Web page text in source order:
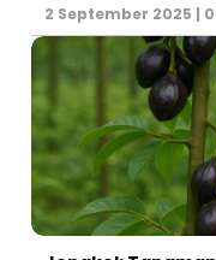
2 September 2025 |